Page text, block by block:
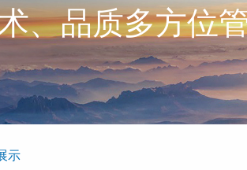
、品质多方位
示